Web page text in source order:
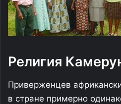
Религия
Приверженцев
в стране примерно